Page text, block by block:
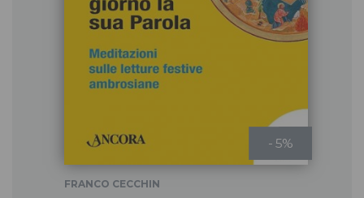
- 5%
FRANCO CECCHIN